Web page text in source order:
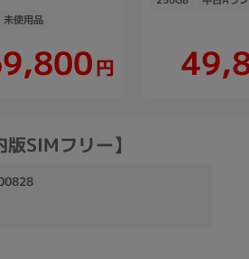
未使用品
円
SIMフリー】